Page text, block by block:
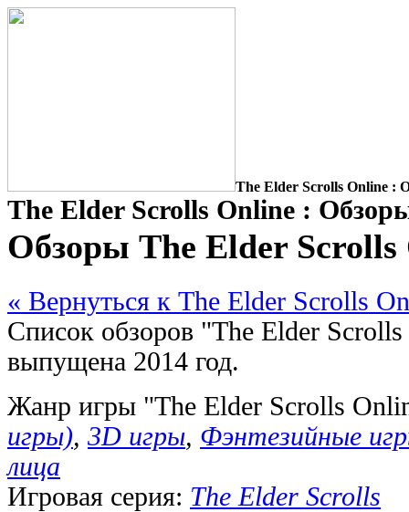
The Elder Scrolls Online :
The Elder Scrolls Online :
Обзоры The Elder Scrolls
« Вернуться к The Elder Scrolls
Список обзоров "The Elder
выпущена 2014 год.
Жанр игры "The Elder Scrolls
игры), 3D игры, Фэнтезийные
лица
Игровая серия: The Elder Scrolls